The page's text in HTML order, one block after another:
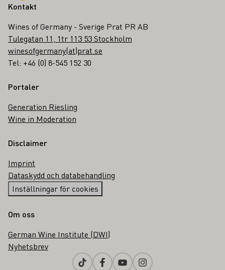
Kontakt
Wines of Germany - Sverige Prat PR AB
Tulegatan 11, 1tr 113 53 Stockholm
winesofgermany(at)prat.se
Tel: +46 (0) 8-545 152 30
Portaler
Generation Riesling
Wine in Moderation
Disclaimer
Imprint
Dataskydd och databehandling
Inställningar för cookies
Om oss
German Wine Institute (DWI)
Nyhetsbrev
TiktokFacebookYoutubeInstagram